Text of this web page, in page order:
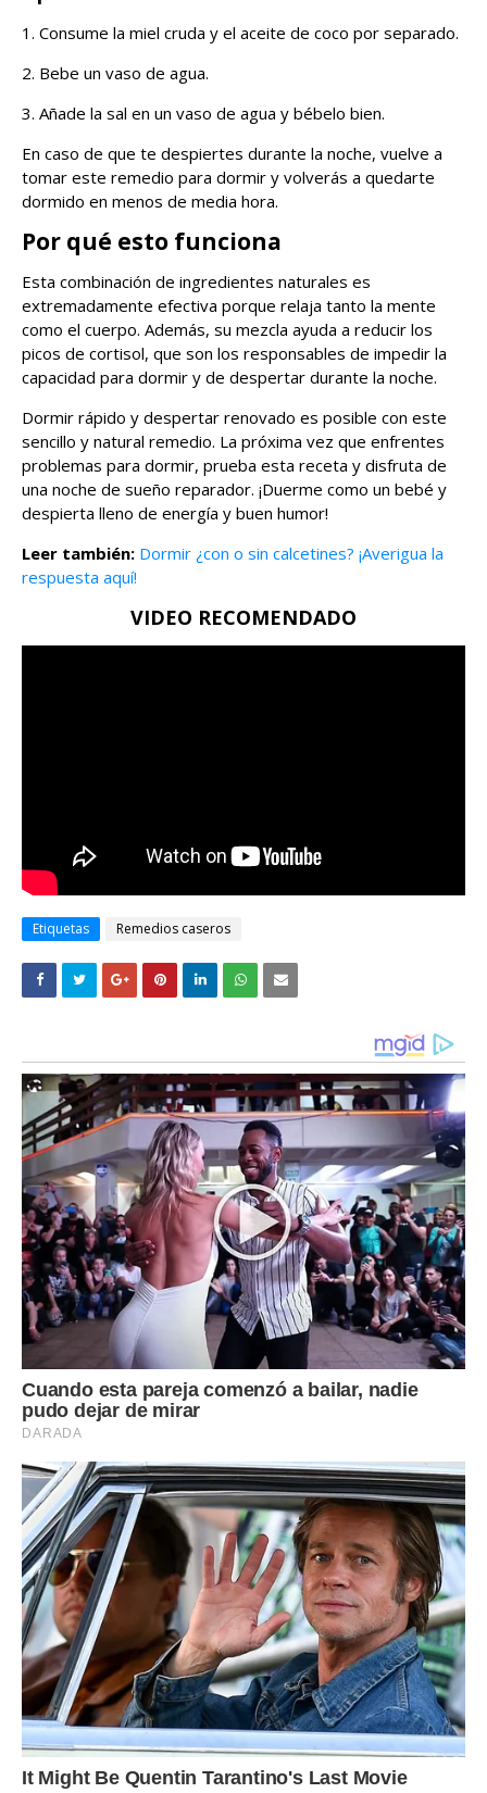
1. Consume la miel cruda y el aceite de coco por separado.
2. Bebe un vaso de agua.
3. Añade la sal en un vaso de agua y bébelo bien.
En caso de que te despiertes durante la noche, vuelve a
tomar este remedio para dormir y volverás a quedarte
dormido en menos de media hora.
Por qué esto funciona
Esta combinación de ingredientes naturales es
extremadamente efectiva porque relaja tanto la mente
como el cuerpo. Además, su mezcla ayuda a reducir los
picos de cortisol, que son los responsables de impedir la
capacidad para dormir y de despertar durante la noche.
Dormir rápido y despertar renovado es posible con este
sencillo y natural remedio. La próxima vez que enfrentes
problemas para dormir, prueba esta receta y disfruta de
una noche de sueño reparador. ¡Duerme como un bebé y
despierta lleno de energía y buen humor!
Leer también: Dormir ¿con o sin calcetines? ¡Averigua la
respuesta aquí!
VIDEO RECOMENDADO
Etiquetas Remedios caseros